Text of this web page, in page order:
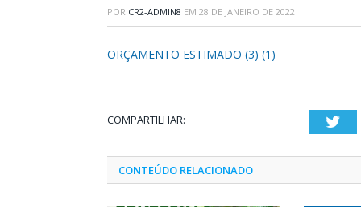
POR CR2-ADMIN8 EM 28 DE JANEIRO DE 2022
ORÇAMENTO ESTIMADO (3) (1)
COMPARTILHAR:
CONTEÚDO RELACIONADO